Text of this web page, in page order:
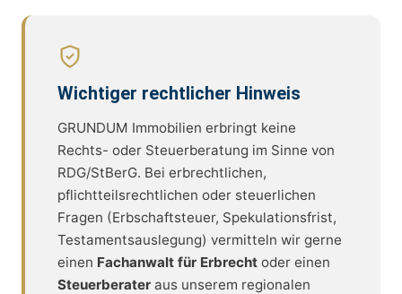
Wichtiger rechtlicher Hinweis
GRUNDUM Immobilien erbringt keine
Rechts- oder Steuerberatung im Sinne von
RDG/StBerG. Bei erbrechtlichen,
pflichtteilsrechtlichen oder steuerlichen
Fragen (Erbschaftsteuer, Spekulationsfrist,
Testamentsauslegung) vermitteln wir gerne
einen Fachanwalt für Erbrecht oder einen
Steuerberater aus unserem regionalen